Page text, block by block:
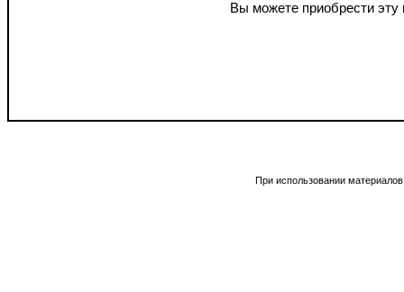
Вы можете приобрести
При использовании